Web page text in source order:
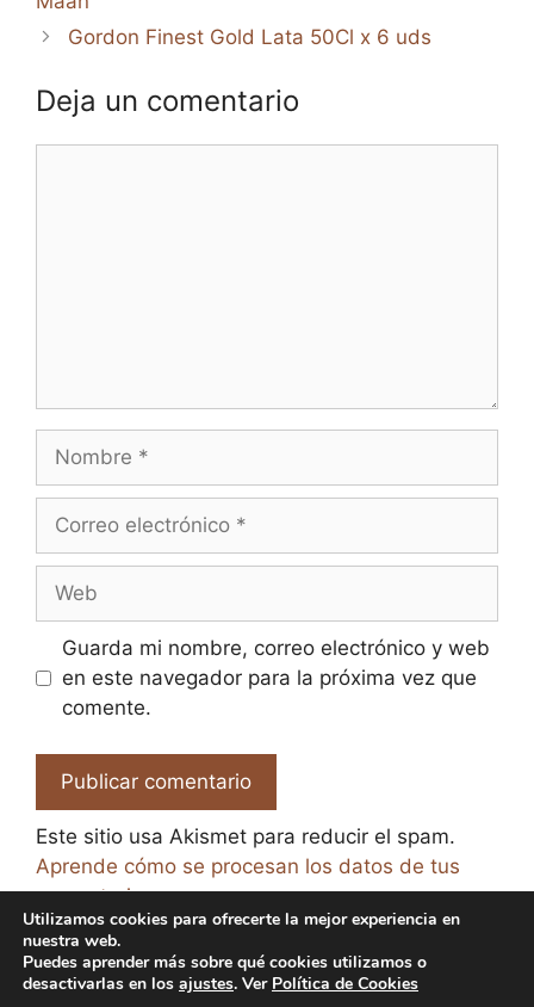
Gordon Finest Gold Lata 50Cl x 6 uds
Deja un comentario
Nombre
Correo
Web
Guarda mi nombre, correo electrónico y web
en este navegador para la próxima vez que
comente.
Este sitio usa Akismet para reducir el spam.
Aprende cómo se procesan los datos de tus
comentarios.
Utilizamos cookies para ofrecerte la mejor experiencia en
nuestra web.
Puedes aprender más sobre qué cookies utilizamos o
desactivarlas en los ajustes. Ver Política de Cookies